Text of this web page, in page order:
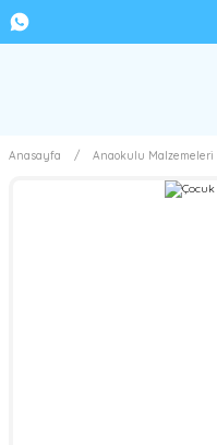
Anasayfa Anaokulu Malzemeleri